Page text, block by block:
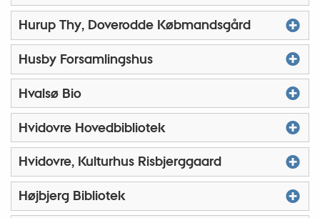
Hurup Thy, Doverodde Købmandsgård
Husby Forsamlingshus
Hvalsø Bio
Hvidovre Hovedbibliotek
Hvidovre, Kulturhus Risbjerggaard
Højbjerg Bibliotek